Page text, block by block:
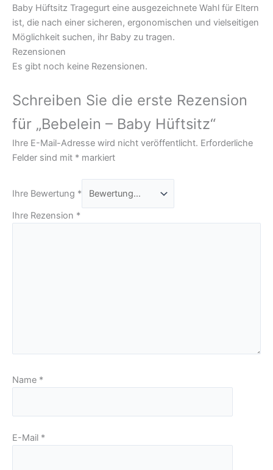
Baby Hüftsitz Tragegurt eine ausgezeichnete Wahl für Eltern
ist, die nach einer sicheren, ergonomischen und vielseitigen
Möglichkeit suchen, ihr Baby zu tragen.
Rezensionen
Es gibt noch keine Rezensionen.
Schreiben Sie die erste Rezension
für „Bebelein – Baby Hüftsitz“
Ihre E-Mail-Adresse wird nicht veröffentlicht. Erforderliche
Felder sind mit * markiert
Ihre Bewertung *
Ihre Rezension *
Name *
E-Mail *